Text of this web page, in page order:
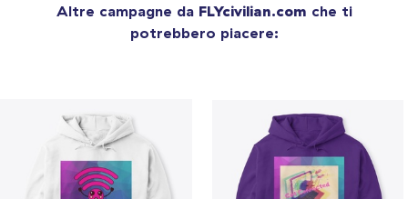
Altre campagne da FLYcivilian.com che ti
potrebbero piacere: